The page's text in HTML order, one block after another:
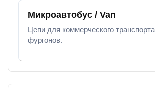
Микроавтобус / Van
Цепи для коммерческого
фургонов.